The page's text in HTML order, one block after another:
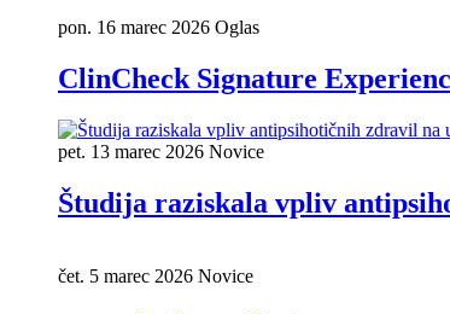
pon. 16 marec 2026 Oglas
ClinCheck Signature
pet. 13 marec 2026 Novice
Študija raziskala vpliv
čet. 5 marec 2026 Novice